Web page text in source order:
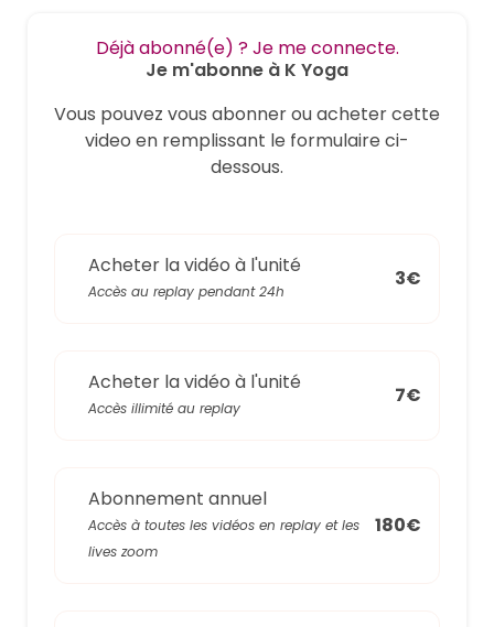
Déjà abonné(e) ? Je me connecte.
Je m'abonne à K Yoga
Vous pouvez vous abonner ou acheter cette
video en remplissant le formulaire ci-
dessous.
Acheter la vidéo à l'unité
Accès au replay pendant 24h
3€
Acheter la vidéo à l'unité
Accès illimité au replay
7€
Abonnement annuel
Accès à toutes les vidéos en replay et les
lives zoom
180€